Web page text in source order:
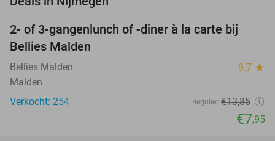
43%
2- of 3-gangenlunch of -diner à la carte bij
Bellies Malden
Bellies Malden 9.7 star
Malden
Verkocht: 254
Regulier €13,85
€7,95